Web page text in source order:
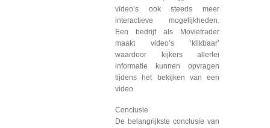
video’s ook steeds meer
interactieve mogelijkheden.
Een bedrijf als Movietrader
maakt video’s ‘klikbaar’
waardoor kijkers allerlei
informatie kunnen opvragen
tijdens het bekijken van een
video.
Conclusie
De belangrijkste conclusie van